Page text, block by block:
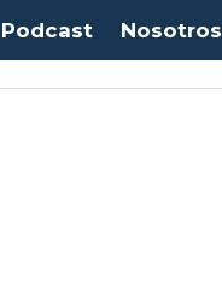
Podcast Nosotros